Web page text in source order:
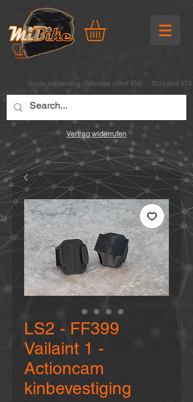
Gratis verzending: Duitsland vanaf €50 EU vanaf €75
Vertrag widerrufen
LS2 - FF399
Vailaint 1 -
Actioncam
kinbevestiging